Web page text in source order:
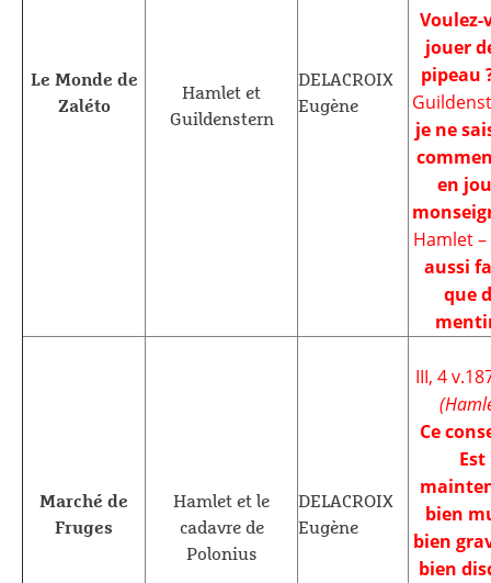
Le Monde de
Zaléto
Hamlet et
Guildenstern
DELACROIX
Eugène
Voulez-
jouer
pipeau
je ne
en
Hamlet –
aussi
que
Marché de
Fruges
Hamlet et le
cadavre de
Polonius
DELACROIX
Eugène
III, 4
Ce
Est
bien
bien
bien